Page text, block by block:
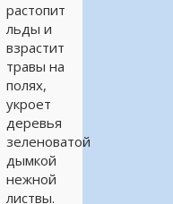
растопит
льды и
взрастит
травы на
полях,
укроет
деревья
зеленоватой
дымкой
нежной
листвы.